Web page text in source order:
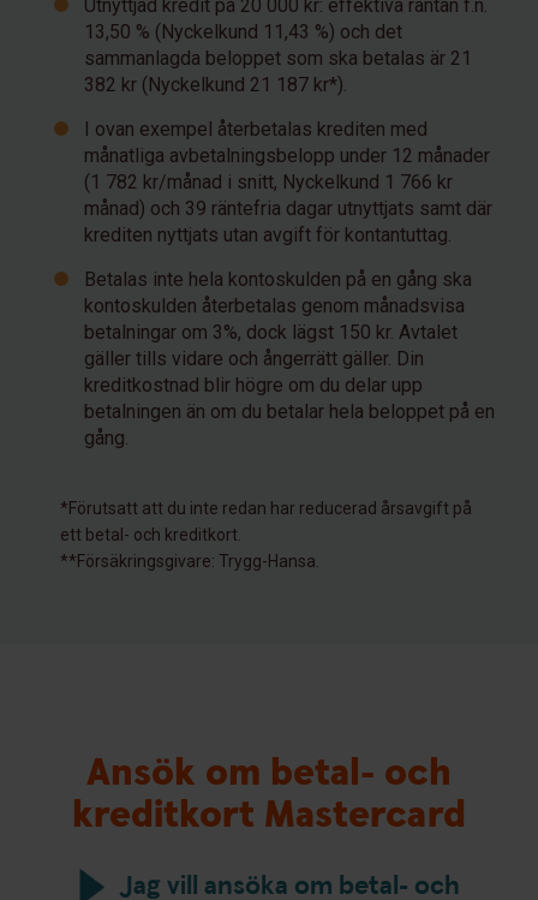
Utnyttjad kredit på 20 000 kr: effektiva räntan f.n.
13,50 % (Nyckelkund 11,43 %) och det
sammanlagda beloppet som ska betalas är 21
382 kr (Nyckelkund 21 187 kr*).
I ovan exempel återbetalas krediten med
månatliga avbetalningsbelopp under 12 månader
(1 782 kr/månad i snitt, Nyckelkund 1 766 kr
månad) och 39 räntefria dagar utnyttjats samt där
krediten nyttjats utan avgift för kontantuttag.
Betalas inte hela kontoskulden på en gång ska
kontoskulden återbetalas genom månadsvisa
betalningar om 3%, dock lägst 150 kr. Avtalet
gäller tills vidare och ångerrätt gäller. Din
kreditkostnad blir högre om du delar upp
betalningen än om du betalar hela beloppet på en
gång.
*Förutsatt att du inte redan har reducerad årsavgift på
ett betal- och kreditkort.
**Försäkringsgivare: Trygg-Hansa.
Ansök om betal- och
kreditkort Mastercard
Jag vill ansöka om betal- och